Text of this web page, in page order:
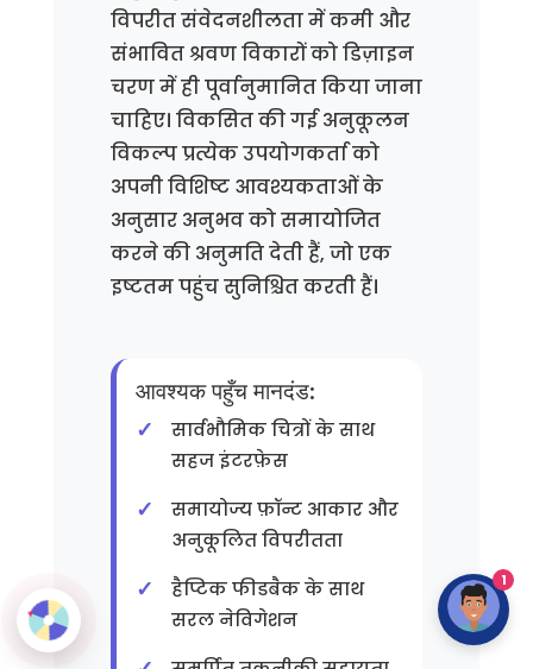
विपरीत संवेदनशीलता में कमी और
संभावित श्रवण विकारों को डिज़ाइन
चरण में ही पूर्वानुमानित किया जाना
चाहिए। विकसित की गई अनुकूलन
विकल्प प्रत्येक उपयोगकर्ता को
अपनी विशिष्ट आवश्यकताओं के
अनुसार अनुभव को समायोजित
करने की अनुमति देती हैं, जो एक
इष्टतम पहुंच सुनिश्चित करती हैं।
आवश्यक पहुँच मानदंड:
सार्वभौमिक चित्रों के साथ
सहज इंटरफ़ेस
समायोज्य फ़ॉन्ट आकार और
अनुकूलित विपरीतता
हैप्टिक फीडबैक के साथ
सरल नेविगेशन
1